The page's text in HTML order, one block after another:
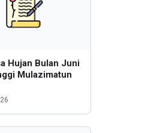
Hujan Bulan Juni
Mulazimatun